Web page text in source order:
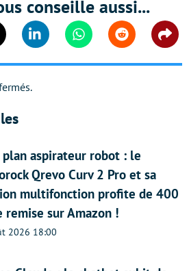
conseille aussi...
Linkedin WhatsappReddit
plan aspirateur robot : le
Qrevo Curv 2 Pro et sa
multifonction profite de 400
remise sur Amazon !
2026 18:00